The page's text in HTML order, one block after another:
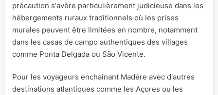
précaution s'avère particulièrement judicieuse dans les
hébergements ruraux traditionnels où les prises
murales peuvent être limitées en nombre, notamment
dans les casas de campo authentiques des villages
comme Ponta Delgada ou São Vicente.
Pour les voyageurs enchaînant Madère avec d'autres
destinations atlantiques comme les Açores ou les